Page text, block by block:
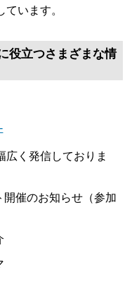
います。
役立つさまざまな情
広く発信しておりま
催のお知らせ（参加